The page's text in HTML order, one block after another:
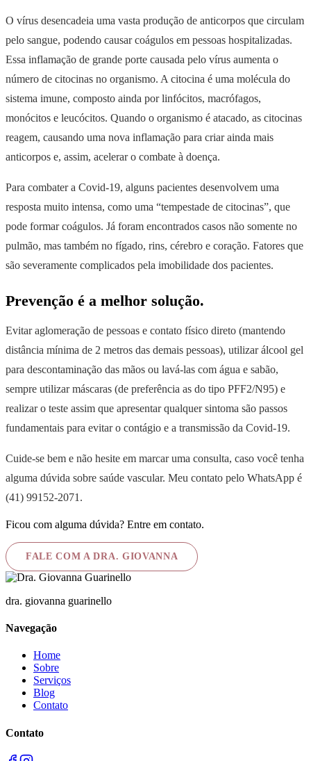
O vírus desencadeia uma vasta produção de anticorpos que circulam
pelo sangue, podendo causar coágulos em pessoas hospitalizadas.
Essa inflamação de grande porte causada pelo vírus aumenta o
número de citocinas no organismo. A citocina é uma molécula do
sistema imune, composto ainda por linfócitos, macrófagos,
monócitos e leucócitos. Quando o organismo é atacado, as citocinas
reagem, causando uma nova inflamação para criar ainda mais
anticorpos e, assim, acelerar o combate à doença.
Para combater a Covid-19, alguns pacientes desenvolvem uma
resposta muito intensa, como uma “tempestade de citocinas”, que
pode formar coágulos. Já foram encontrados casos não somente no
pulmão, mas também no fígado, rins, cérebro e coração. Fatores que
são severamente complicados pela imobilidade dos pacientes.
Prevenção é a melhor solução.
Evitar aglomeração de pessoas e contato físico direto (mantendo
distância mínima de 2 metros das demais pessoas), utilizar álcool gel
para descontaminação das mãos ou lavá-las com água e sabão,
sempre utilizar máscaras (de preferência as do tipo PFF2/N95) e
realizar o teste assim que apresentar qualquer sintoma são passos
fundamentais para evitar o contágio e a transmissão da Covid-19.
Cuide-se bem e não hesite em marcar uma consulta, caso você tenha
alguma dúvida sobre saúde vascular. Meu contato pelo WhatsApp é
(41) 99152-2071.
Ficou com alguma dúvida? Entre em contato.
FALE COM A DRA. GIOVANNA
dra. giovanna guarinello
Navegação
Home
Sobre
Serviços
Blog
Contato
Contato